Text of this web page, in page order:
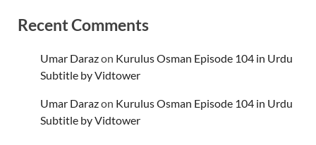
Recent Comments
Umar Darazon Kurulus Osman Episode 104 in Urdu
Subtitle by Vidtower
Umar Darazon Kurulus Osman Episode 104 in Urdu
Subtitle by Vidtower